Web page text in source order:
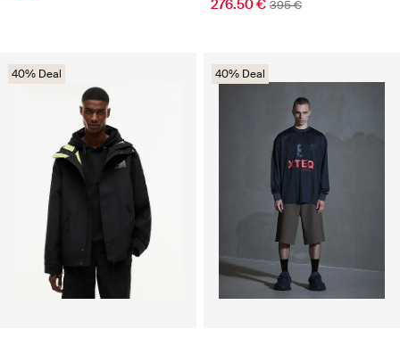
276.50 € 395 €
40% Deal 40% Deal